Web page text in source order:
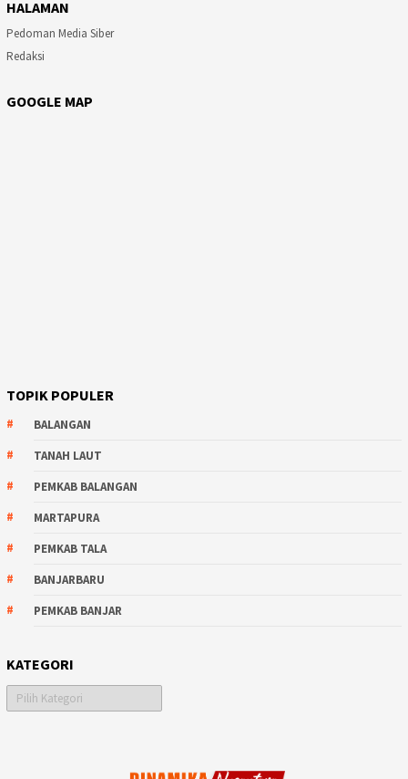
HALAMAN
Pedoman Media Siber
Redaksi
GOOGLE MAP
TOPIK POPULER
BALANGAN
TANAH LAUT
PEMKAB BALANGAN
MARTAPURA
PEMKAB TALA
BANJARBARU
PEMKAB BANJAR
KATEGORI
Kategori